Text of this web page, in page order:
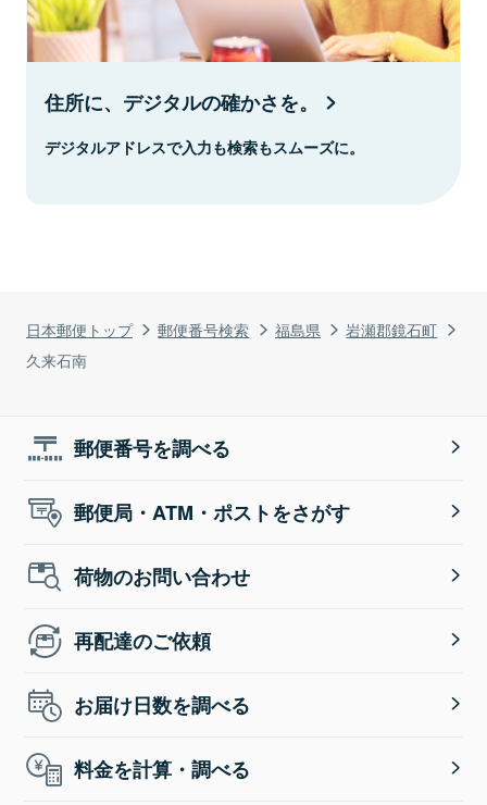
日本郵便トップ 郵便番号検索 福島県
岩瀬郡鏡石町
久来石南
住所に、デジタルの確かさを。
デジタルアドレスで入力も検索もスムーズに。
郵便番号を調べる
郵便局・ATM・ポストをさがす
荷物のお問い合わせ
再配達のご依頼
お届け日数を調べる
料金を計算・調べる